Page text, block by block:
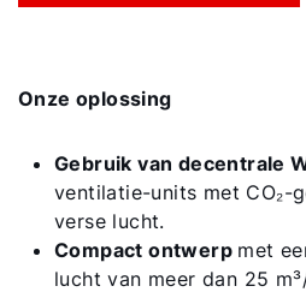
Onze oplossing
Gebruik van decentrale
ventilatie-units met CO₂-
verse lucht.
Compact ontwerp met
lucht van meer dan 25